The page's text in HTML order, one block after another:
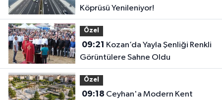
Köprüsü Yenileniyor!
Özel
09:21
Görüntülere Sahne Oldu
Özel
09:18